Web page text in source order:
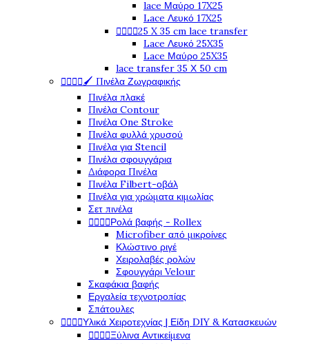
lace Μαύρο 17X25
Lace Λευκό 17X25
25 X 35 cm lace transfer
Lace Λευκό 25X35
Lace Μαύρο 25X35
lace transfer 35 Χ 50 cm
🖌️ Πινέλα Ζωγραφικής
Πινέλα πλακέ
Πινέλα Contour
Πινέλα One Stroke
Πινέλα φυλλά χρυσού
Πινέλα για Stencil
Πινέλα σφουγγάρια
Διάφορα Πινέλα
Πινέλα Filbert-οβάλ
Πινέλα για χρώματα κιμωλίας
Σετ πινέλα
Ρολά βαφής - Rollex
Microfiber από μικροίνες
Κλώστινο ριγέ
Χειρολαβές ρολών
Σφουγγάρι Velour
Σκαφάκια βαφής
Εργαλεία τεχνοτροπίας
Σπάτουλες
Υλικά Χειροτεχνίας | Είδη DIY & Κατασκευών
Ξύλινα Αντικείμενα